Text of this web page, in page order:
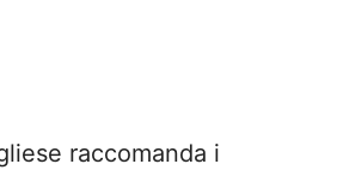
raccomanda i